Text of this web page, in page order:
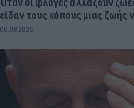
είδαν τους κόπους μιας ζωής
06.08.2026